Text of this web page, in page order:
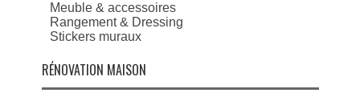
Meuble & accessoires
Rangement & Dressing
Stickers muraux
RÉNOVATION MAISON